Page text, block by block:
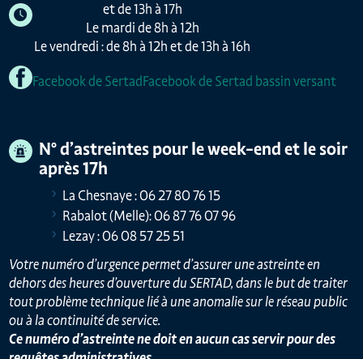
et de 13h à 17h
Le mardi de 8h à 12h
Le vendredi : de 8h à 12h et de 13h à 16h
Facebook de SertadFacebook de Sertad bassin versant
N° d’astreintes pour le week-end et le soir
après 17h
La Chesnaye : 06 27 80 76 15
Rabalot (Melle): 06 87 76 07 96
Lezay : 06 08 57 25 51
Votre numéro d’urgence permet d’assurer une astreinte en
dehors des heures d’ouverture du SERTAD, dans le but de traiter
tout problème technique lié à une anomalie sur le réseau public
ou à la continuité de service.
Ce numéro d’astreinte ne doit en aucun cas servir pour des